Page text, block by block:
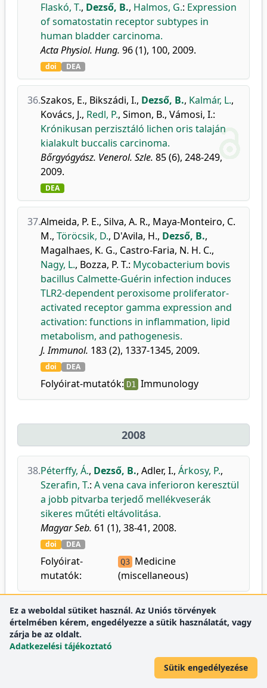
Flaskó, T., Dezső, B., Halmos, G.: Expression
of somatostatin receptor subtypes in
human bladder carcinoma.
Acta Physiol. Hung. 96 (1), 100, 2009.
doi DEA
36.Szakos, E., Bikszádi, I., Dezső, B., Kalmár, L.,
Kovács, J., Redl, P., Simon, B., Vámosi, I.:
Krónikusan perzisztáló lichen oris talaján
kialakult buccalis carcinoma.
Bőrgyógyász. Venerol. Szle. 85 (6), 248-249,
2009.
DEA
37.Almeida, P. E., Silva, A. R., Maya-Monteiro, C.
M., Töröcsik, D., D'Avila, H., Dezső, B.,
Magalhaes, K. G., Castro-Faria, N. H. C.,
Nagy, L., Bozza, P. T.: Mycobacterium bovis
bacillus Calmette-Guérin infection induces
TLR2-dependent peroxisome proliferator-
activated receptor gamma expression and
activation: functions in inflammation, lipid
metabolism, and pathogenesis.
J. Immunol. 183 (2), 1337-1345, 2009.
doi DEA
Folyóirat-mutatók: D1 Immunology
2008
38.Péterffy, Á., Dezső, B., Adler, I., Árkosy, P.,
Szerafin, T.: A vena cava inferioron keresztül
a jobb pitvarba terjedő mellékveserák
sikeres műtéti eltávolitása.
Magyar Seb. 61 (1), 38-41, 2008.
doi DEA
Folyóirat-
mutatók:
Q3 Medicine
(miscellaneous)
39.Juergen, E.,Rózsa, B. ,Schally, A. V.,Dezső,
B.,Tóth, G. ,Flaskó, T.,Block, N. L.,Nadji, M. ,
Halmos, G.
Luteinizing Hormone-Releasing
Hormone (LHRH) receptors in BPH as
potential molecular targets for therapy with
Ez a weboldal sütiket használ. Az Uniós törvények
értelmében kérem, engedélyezze a sütik használatát, vagy
zárja be az oldalt.
Adatkezelési tájékoztató
Sütik engedélyezése